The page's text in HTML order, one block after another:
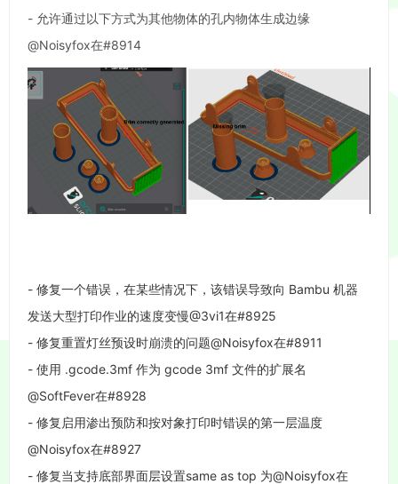
- 允许通过以下方式为其他物体的孔内物体生成边缘
@Noisyfox在#8914
- 修复一个错误，在某些情况下，该错误导致向 Bambu 机器
发送大型打印作业的速度变慢@3vi1在#8925
- 修复重置灯丝预设时崩溃的问题@Noisyfox在#8911
- 使用 .gcode.3mf 作为 gcode 3mf 文件的扩展名
@SoftFever在#8928
- 修复启用渗出预防和按对象打印时错误的第一层温度
@Noisyfox在#8927
- 修复当支持底部界面层设置same as top 为@Noisyfox在